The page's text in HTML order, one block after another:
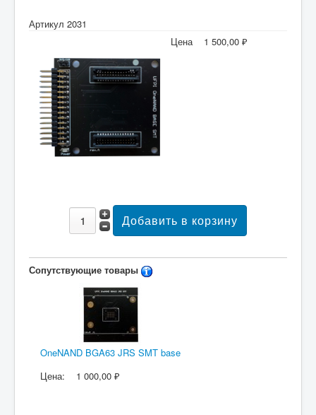
Артикул 2031
Цена
1 500,00 ₽
Сопутствующие товары
OneNAND BGA63 JRS SMT base
Цена:
1 000,00 ₽